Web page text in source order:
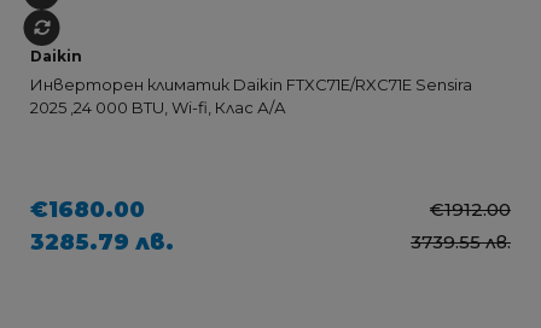
Daikin
Инверторен климатик Daikin FTXC71E/RXC71E Sensira
2025 ,24 000 BTU, Wi-fi, Клас А/А
€1680.00 €1912.00
3285.79 лв. 3739.55 лв.